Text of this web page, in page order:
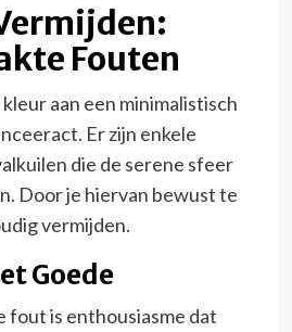
Fouten
aan een minimalistisch
Er zijn enkele
die de serene sfeer
Door je hiervan bewust te
vermijden.
Goede
fout is enthousiasme dat